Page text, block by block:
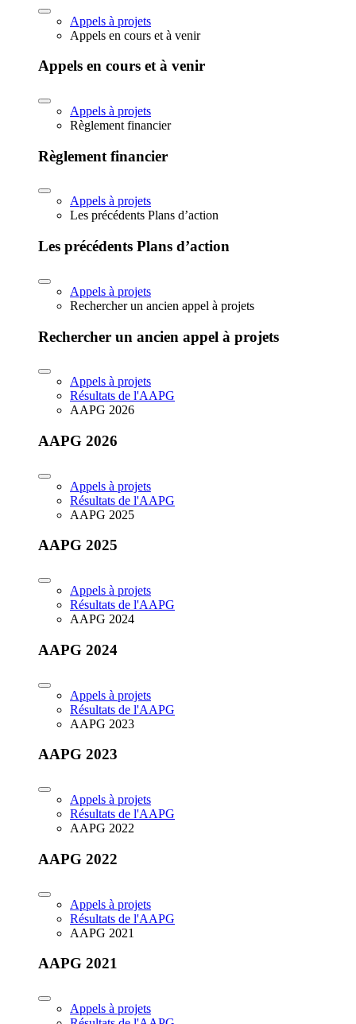
Appels à projets
Appels en cours et à venir
Appels en cours et à venir
Appels à projets
Règlement financier
Règlement financier
Appels à projets
Les précédents Plans d’action
Les précédents Plans d’action
Appels à projets
Rechercher un ancien appel à projets
Rechercher un ancien appel à projets
Appels à projets
Résultats de l'AAPG
AAPG 2026
AAPG 2026
Appels à projets
Résultats de l'AAPG
AAPG 2025
AAPG 2025
Appels à projets
Résultats de l'AAPG
AAPG 2024
AAPG 2024
Appels à projets
Résultats de l'AAPG
AAPG 2023
AAPG 2023
Appels à projets
Résultats de l'AAPG
AAPG 2022
AAPG 2022
Appels à projets
Résultats de l'AAPG
AAPG 2021
AAPG 2021
Appels à projets